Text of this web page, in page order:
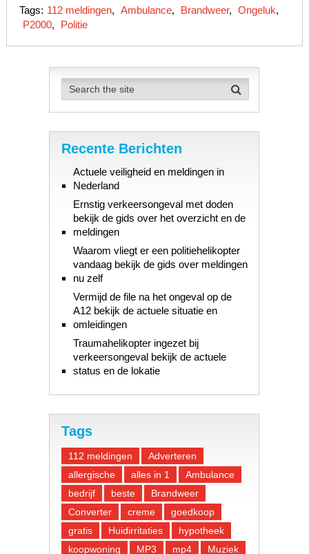
Tags: 112 meldingen, Ambulance, Brandweer, Ongeluk,
P2000, Politie
Recente Berichten
Actuele veiligheid en meldingen in
Nederland
Ernstig verkeersongeval met doden
bekijk de gids over het overzicht en de
meldingen
Waarom vliegt er een politiehelikopter
vandaag bekijk de gids over meldingen
nu zelf
Vermijd de file na het ongeval op de
A12 bekijk de actuele situatie en
omleidingen
Traumahelikopter ingezet bij
verkeersongeval bekijk de actuele
status en de lokatie
Tags
112 meldingen
Adverteren
allergische
alles in 1
Ambulance
bedrijf
beste
Brandweer
Converter
creme
goedkoop
gratis
Huidirritaties
hypotheek
koopwoning
MP3 mp4 Muziek